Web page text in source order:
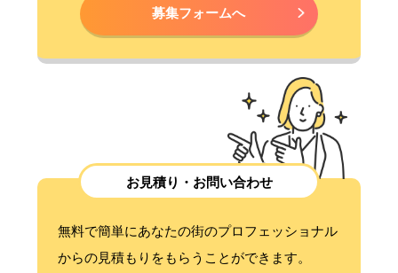
募集フォームへ
お見積り・お問い合わせ
無料で簡単にあなたの街のプロフェッショナル
からの見積もりをもらうことができます。